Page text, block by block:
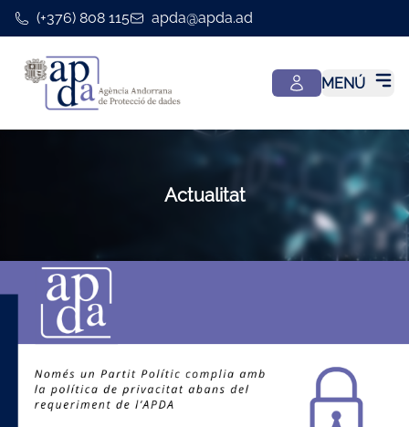
(+376) 808 115 apda@apda.ad
MENÚ
Actualitat